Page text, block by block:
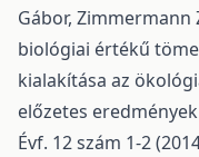
Gábor, Zimmermann
biológiai értékű
kialakítása az
előzetes eredmények
Évf. 12 szám 1-2